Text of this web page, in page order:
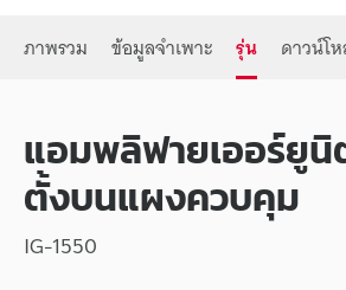
ภาพรวม ข้อมูลจำเพาะ รุ่น ดาวน์โ
แอมพลิฟายเออร์ยู
ตั้งบนแผงควบคุม
IG-1550